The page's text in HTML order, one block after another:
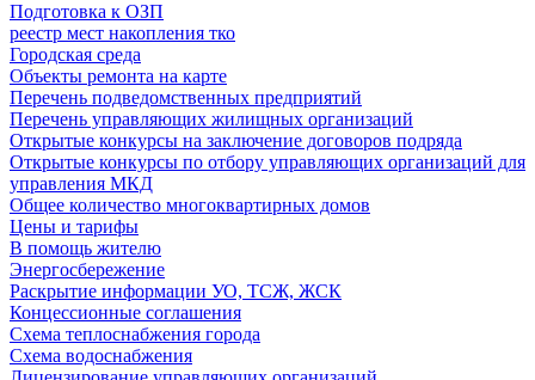
Подготовка к ОЗП
реестр мест накопления тко
Городская среда
Объекты ремонта на карте
Перечень подведомственных предприятий
Перечень управляющих жилищных организаций
Открытые конкурсы на заключение договоров подряда
Открытые конкурсы по отбору управляющих организаций для
управления МКД
Общее количество многоквартирных домов
Цены и тарифы
В помощь жителю
Энергосбережение
Раскрытие информации УО, ТСЖ, ЖСК
Концессионные соглашения
Схема теплоснабжения города
Схема водоснабжения